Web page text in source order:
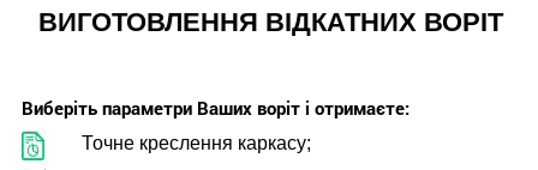
ВИГОТОВЛЕННЯ ВІДКАТНИХ ВОРІТ
Виберіть параметри Ваших воріт і отримаєте:
Точне креслення каркасу;